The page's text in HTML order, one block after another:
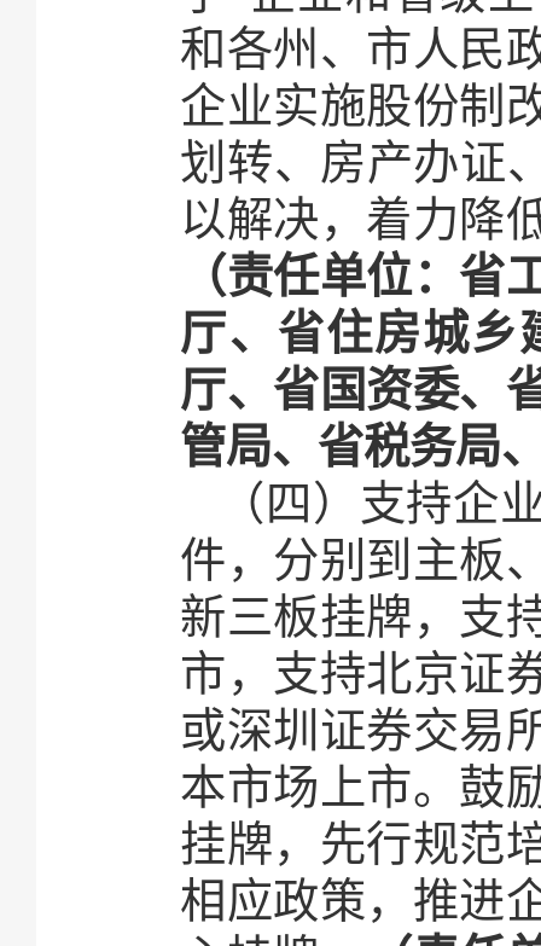
和各州、市人民
企业实施股份制
划转、房产办证
以解决，着力降
（责任单位：省
厅、省住房城乡
厅、省国资委、
管局、省税务局
（四）支持企
件，分别到主板
新三板挂牌，支
市，支持北京证
或深圳证券交易
本市场上市。鼓
挂牌，先行规范
相应政策，推进